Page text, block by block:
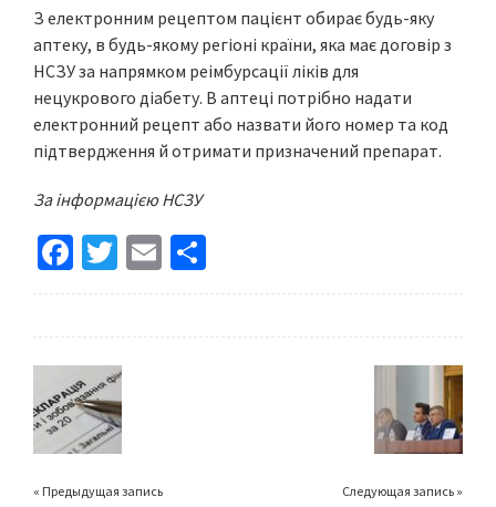
З електронним рецептом пацієнт обирає будь-яку
аптеку, в будь-якому регіоні країни, яка має договір з
НСЗУ за напрямком реімбурсації ліків для
нецукрового діабету. В аптеці потрібно надати
електронний рецепт або назвати його номер та код
підтвердження й отримати призначений препарат.
За інформацією НСЗУ
Fa
ce
o
o
k
T
wi
er
E
m h
« Предыдущая запись Следующая запись »